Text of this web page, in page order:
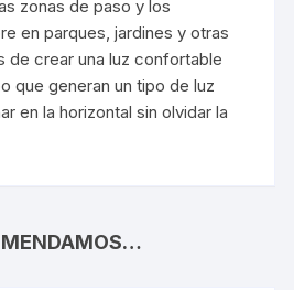
zonas de paso y los
en parques, jardines y otras
de crear una luz confortable
que generan un tipo de luz
en la horizontal sin olvidar la